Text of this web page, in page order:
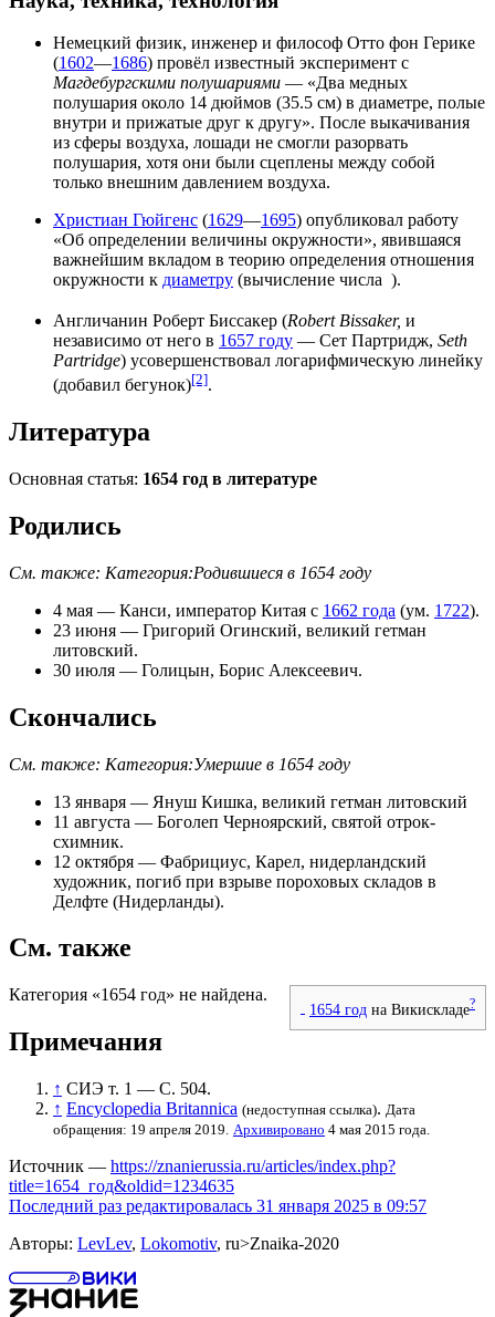
Немецкий физик, инженер и философ Отто фон Герике
(1602—1686) провёл известный эксперимент с
Магдебургскими полушариями — «Два медных
полушария около 14 дюймов (35.5 см) в диаметре, полые
внутри и прижатые друг к другу». После выкачивания
из сферы воздуха, лошади не смогли разорвать
полушария, хотя они были сцеплены между собой
только внешним давлением воздуха.
Христиан Гюйгенс (1629—1695) опубликовал работу
«Об определении величины окружности», явившаяся
важнейшим вкладом в теорию определения отношения
окружности к диаметру (вычисление числа ).
Англичанин Роберт Биссакер (Robert Bissaker, и
независимо от него в 1657 году — Сет Партридж, Seth
Partridge) усовершенствовал логарифмическую линейку
(добавил бегунок)[2].
Литература
Основная статья: 1654 год в литературе
Родились
См. также: Категория:Родившиеся в 1654 году
4 мая — Канси, император Китая с 1662 года (ум. 1722).
23 июня — Григорий Огинский, великий гетман
литовский.
30 июля — Голицын, Борис Алексеевич.
Скончались
См. также: Категория:Умершие в 1654 году
13 января — Януш Кишка, великий гетман литовский
11 августа — Боголеп Черноярский, святой отрок-
схимник.
12 октября — Фабрициус, Карел, нидерландский
художник, погиб при взрыве пороховых складов в
Делфте (Нидерланды).
См. также
1654 год на Викискладе?
Категория «1654 год» не найдена.
Примечания
↑ СИЭ т. 1 — С. 504.
↑ Encyclopedia Britannica (недоступная ссылка). Дата
обращения: 19 апреля 2019. Архивировано 4 мая 2015 года.
Источник — https://znanierussia.ru/articles/index.php?
title=1654_год&oldid=1234635
Последний раз редактировалась 31 января 2025 в 09:57
Авторы: LevLev, Lokomotiv, ru>Znaika-2020